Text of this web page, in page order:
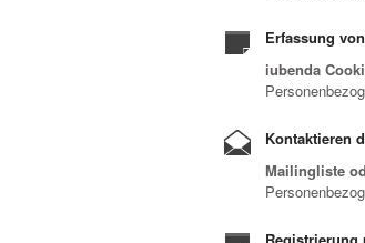
Erfassung
iubenda
Kontaktieren
Mailingliste